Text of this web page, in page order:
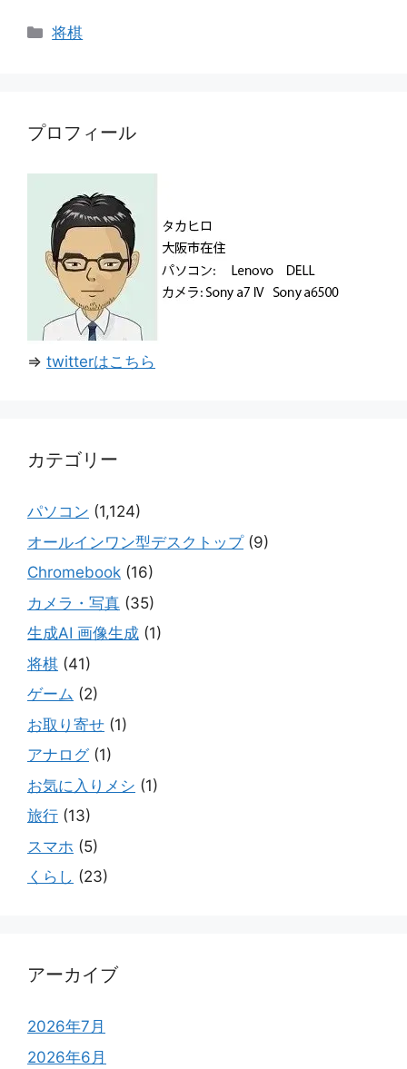
カ
将棋
プロフィール
⇒ twitterはこちら
カテゴリー
パソコン (1,124)
オールインワン型デスクトップ(9)
Chromebook (16)
カメラ・写真 (35)
生成AI 画像生成 (1)
将棋 (41)
ゲーム (2)
お取り寄せ (1)
アナログ(1)
お気に入りメシ (1)
旅行 (13)
スマホ (5)
くらし (23)
アーカイブ
2026年7月
2026年6月